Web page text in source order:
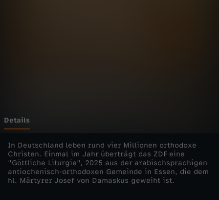
e
-
O
Details
In Deutschland leben rund vier Millionen orthodoxe
Christen. Einmal im Jahr überträgt das ZDF eine
"Göttliche Liturgie", 2025 aus der arabischsprachigen
antiochenisch-orthodoxen Gemeinde in Essen, die dem
hl. Märtyrer Josef von Damaskus geweiht ist.